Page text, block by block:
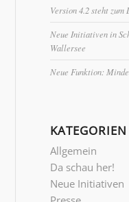
Version 4.2 steht
Neue Initiativen in
Wallersee
Neue Funktion:
KATEGORIEN
Allgemein
Da schau her!
Neue Initiativen